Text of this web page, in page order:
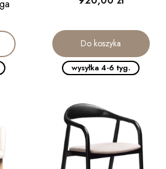
Do koszyka
wysyłka 4-6 tyg.